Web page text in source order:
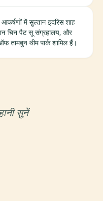
में सुल्तान इदरिस शाह
चिन पैट सू संग्रहालय, और
तामबुन थीम पार्क शामिल हैं।
सुनें